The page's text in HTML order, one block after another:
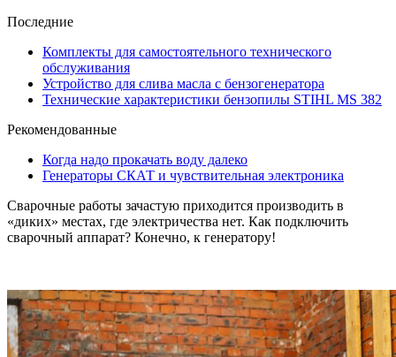
Последние
Комплекты для самостоятельного технического
обслуживания
Устройство для слива масла с бензогенератора
Технические характеристики бензопилы STIHL MS 382
Рекомендованные
Когда надо прокачать воду далеко
Генераторы СКАТ и чувствительная электроника
Сварочные работы зачастую приходится производить в
«диких» местах, где электричества нет. Как подключить
сварочный аппарат? Конечно, к генератору!